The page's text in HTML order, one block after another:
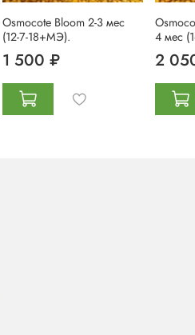
Osmocote Bloom 2-3 мес
(12-7-18+МЭ).
1 500 ₽
4 мес
2